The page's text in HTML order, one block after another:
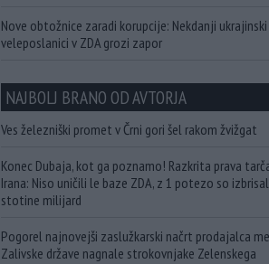
Nove obtožnice zaradi korupcije: Nekdanji ukrajinski
veleposlanici v ZDA grozi zapor
NAJBOLJ BRANO OD AVTORJA
Ves železniški promet v Črni gori šel rakom žvižgat
Konec Dubaja, kot ga poznamo! Razkrita prava
Irana: Niso uničili le baze ZDA, z 1 potezo so
stotine milijard
Pogorel najnovejši zaslužkarski načrt prodajalca
Zalivske države nagnale strokovnjake Zelenskega